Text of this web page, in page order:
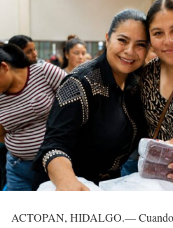
ACTOPAN, HIDALGO.— Cuando